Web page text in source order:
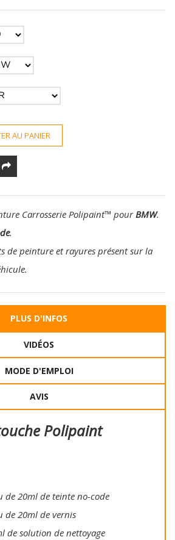
AU PANIER
Carrosserie Polipaint™ pourBMW.
.
de peinture et rayures présent sur la
PLUS D'INFOS
VIDÉOS
MODE D'EMPLOI
AVIS
Polipaint
de 20ml de teinte no-code
de 20ml de vernis
de solution de nettoyage